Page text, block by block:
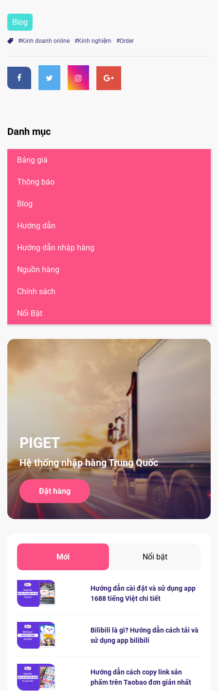
Blog
#Kinh doanh online #Kinh nghiệm #Order
Danh mục
Bảng giá
Thông báo
Blog
Hướng dẫn
Hướng dẫn nhập hàng
Nguồn hàng
Chính sách
Nổi Bật
PIGET
Hệ thống nhập hàng Trung Quốc
Đặt hàng
Mới Nổi bật
Hướng dẫn cài đặt và sử dụng app
1688 tiếng Việt chi tiết
Bilibili là gì? Hướng dẫn cách tải và
sử dụng app bilibili
Hướng dẫn cách copy link sản
phẩm trên Taobao đơn giản nhất